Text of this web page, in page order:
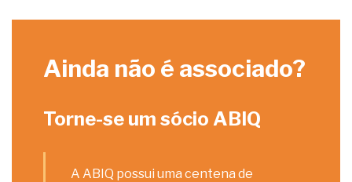
Ainda não é associado?
Torne-se um sócio ABIQ
A ABIQ possui uma centena de